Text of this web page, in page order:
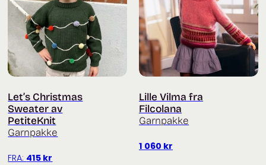
Let’s Christmas
Sweater av
PetiteKnit
Garnpakke
FRA: 415 kr
Lille Vilma fra
Filcolana
Garnpakke
1 060 kr